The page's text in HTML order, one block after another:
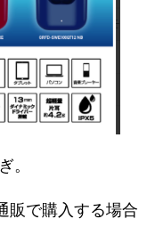
。
販で購入する場合